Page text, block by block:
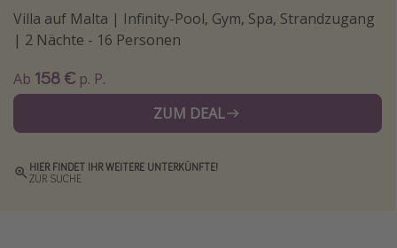
Reisethemen
Wellnessurlaub
Wochenendtrip
Villa auf Malta | Infinity-Pool, Gym, Spa, Strandzugang
| 2 Nächte - 16 Personen
Ab 158 € p. P.
ZUM DEAL
HIER FINDET IHR WEITERE UNTERKÜNFTE!
ZUR SUCHE